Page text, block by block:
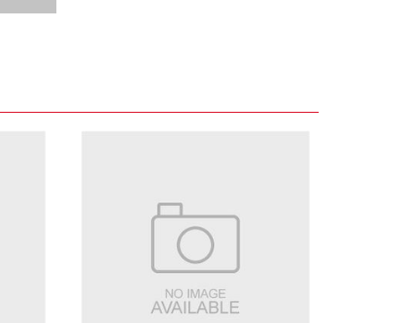
kỳ phù hợp với những ai sống trong các khu
các hoạt động ngoại khóa mà không phải lo
tiết kiệm công sức và giúp học sinh đến